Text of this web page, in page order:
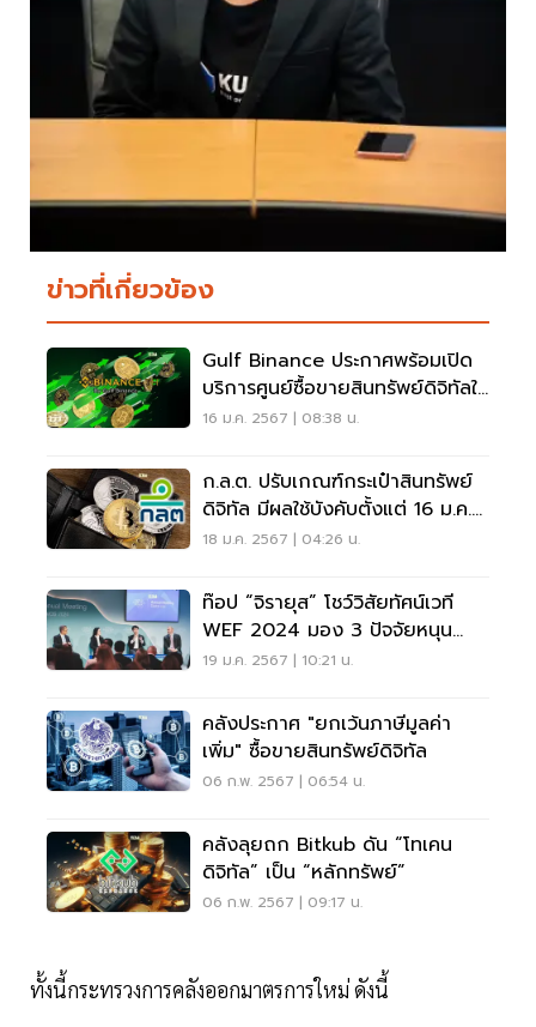
ข่าวที่เกี่ยวข้อง
Gulf Binance ประกาศพร้อมเปิด
บริการศูนย์ซื้อขายสินทรัพย์ดิจิทัลใน
ไทยแล้ว
16 ม.ค. 2567 | 08:38 น.
ก.ล.ต. ปรับเกณฑ์กระเป๋าสินทรัพย์
ดิจิทัล มีผลใช้บังคับตั้งแต่ 16 ม.ค.
2567
18 ม.ค. 2567 | 04:26 น.
ท๊อป “จิรายุส” โชว์วิสัยทัศน์เวที
WEF 2024 มอง 3 ปัจจัยหนุน
ตลาดคริปโต
19 ม.ค. 2567 | 10:21 น.
คลังประกาศ "ยกเว้นภาษีมูลค่า
เพิ่ม" ซื้อขายสินทรัพย์ดิจิทัล
06 ก.พ. 2567 | 06:54 น.
คลังลุยถก Bitkub ดัน “โทเคน
ดิจิทัล” เป็น “หลักทรัพย์”
06 ก.พ. 2567 | 09:17 น.
ทั้งนี้กระทรวงการคลังออกมาตรการใหม่ ดังนี้